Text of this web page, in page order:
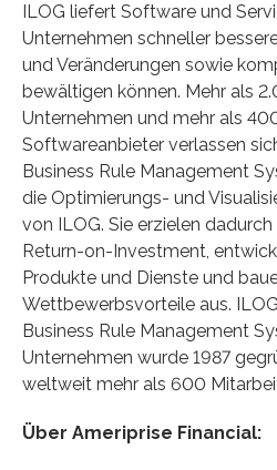
ILOG liefert Software und
Unternehmen schneller
und Veränderungen sowie
bewältigen können. Mehr als
Unternehmen und mehr als
Softwareanbieter verlassen
Business Rule Management
die Optimierungs- und
von ILOG. Sie erzielen
Return-on-Investment,
Produkte und Dienste und
Wettbewerbsvorteile aus.
Business Rule Management
Unternehmen wurde 1987
weltweit mehr als 600
Über Ameriprise Financial: